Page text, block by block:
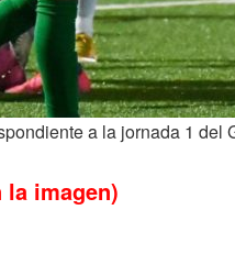
a la jornada 1 del
la imagen)